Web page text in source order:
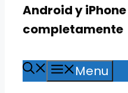
Android y
completamente
Menu